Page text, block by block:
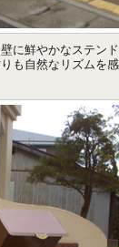
に鮮やかなステン
も自然なリズムを